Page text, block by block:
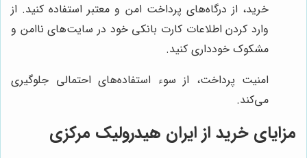
خرید، از درگاه‌های پرداخت امن و معتبر استفاده کنید. از
وارد کردن اطلاعات کارت بانکی خود در سایت‌های ناامن و
مشکوک خودداری کنید.
امنیت پرداخت، از سوء استفاده‌های احتمالی جلوگیری
می‌کند.
مزایای خرید ازایران هیدرولیک مرکزی